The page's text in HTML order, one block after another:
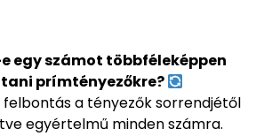
egy számot többféleképpen
prímtényezőkre?
felbontás a tényezők sorrendjétől
egyértelmű minden számra.